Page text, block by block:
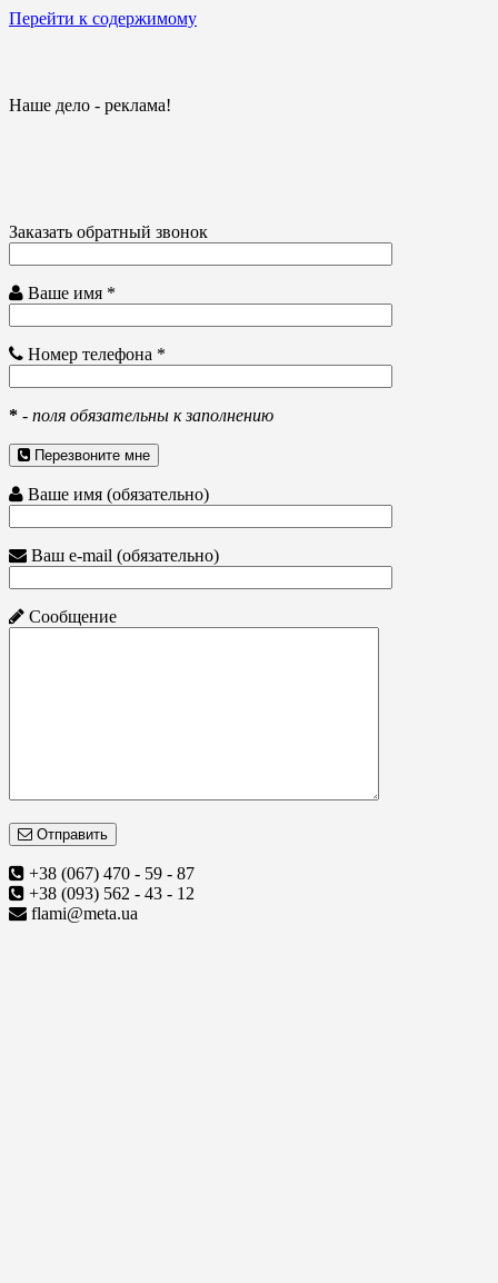
Перейти к содержимому
Наше дело - реклама!
Заказать обратный звонок
Ваше имя *
Номер телефона *
* - поля обязательны к заполнению
Перезвоните мне
Ваше имя (обязательно)
Ваш e-mail (обязательно)
Сообщение
Отправить
+38 (067) 470 - 59 - 87
+38 (093) 562 - 43 - 12
flami@meta.ua